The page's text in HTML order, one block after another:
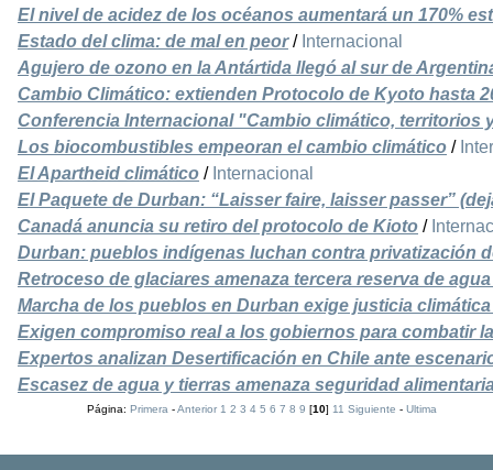
El nivel de acidez de los océanos aumentará un 170%
Estado del clima: de mal en peor/ Internacional
Agujero de ozono en la Antártida llegó al sur de
Cambio Climático: extienden Protocolo de Kyoto hasta
Conferencia Internacional "Cambio climático, territorios
Los biocombustibles empeoran el cambio climático /
El Apartheid climático / Internacional
El Paquete de Durban: “Laisser faire, laisser passer”
Canadá anuncia su retiro del protocolo de Kioto /
Durban: pueblos indígenas luchan contra privatización
Retroceso de glaciares amenaza tercera reserva de
Marcha de los pueblos en Durban exige justicia
Exigen compromiso real a los gobiernos para combatir
Expertos analizan Desertificación en Chile ante
Escasez de agua y tierras amenaza seguridad
Página:Primera -Anterior 1 2 3 4 5 6 7 8 9 [10]11 Siguiente -Ultima